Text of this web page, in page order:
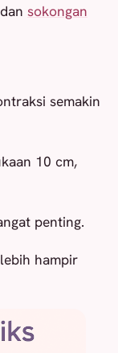
sokongan
semakin
10 cm,
penting.
hampir